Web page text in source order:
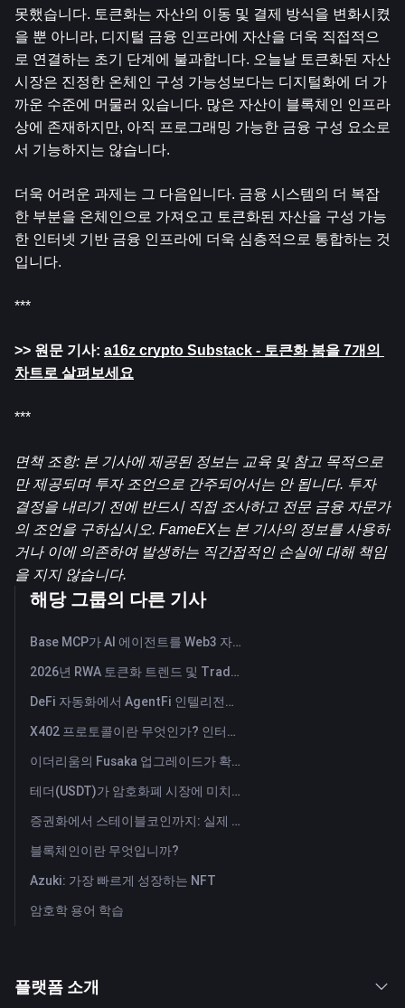
못했습니다. 토큰화는 자산의 이동 및 결제 방식을 변화시켰
을 뿐 아니라, 디지털 금융 인프라에 자산을 더욱 직접적으
로 연결하는 초기 단계에 불과합니다. 오늘날 토큰화된 자산
시장은 진정한 온체인 구성 가능성보다는 디지털화에 더 가
까운 수준에 머물러 있습니다. 많은 자산이 블록체인 인프라
상에 존재하지만, 아직 프로그래밍 가능한 금융 구성 요소로
서 기능하지는 않습니다.
더욱 어려운 과제는 그 다음입니다. 금융 시스템의 더 복잡
한 부분을 온체인으로 가져오고 토큰화된 자산을 구성 가능
한 인터넷 기반 금융 인프라에 더욱 심층적으로 통합하는 것
입니다.
***
>> 원문 기사: a16z crypto Substack - 토큰화 붐을 7개의
차트로 살펴보세요
***
면책 조항: 본 기사에 제공된 정보는 교육 및 참고 목적으로
만 제공되며 투자 조언으로 간주되어서는 안 됩니다. 투자
결정을 내리기 전에 반드시 직접 조사하고 전문 금융 자문가
의 조언을 구하십시오. FameEX는 본 기사의 정보를 사용하
거나 이에 의존하여 발생하는 직간접적인 손실에 대해 책임
을 지지 않습니다.
해당 그룹의 다른 기사
Base MCP가 AI 에이전트를 Web3 자산 도우미로 전환하는 방법
2026년 RWA 토큰화 트렌드 및 TradFi의 부상
DeFi 자동화에서 AgentFi 인텔리전스까지: 온체인 자산 관리의 차세대 시대
X402 프로토콜이란 무엇인가? 인터넷의 가치 교환 시스템을 재구성하는 새로운 기술 표준이다.
이더리움의 Fusaka 업그레이드가 확장 청사진을 어떻게 재구성하는가
테더(USDT)가 암호화폐 시장에 미치는 영향: 상승세를 주도하는가 아니면 주요 위험인가?
증권화에서 스테이블코인까지: 실제 자산이 글로벌 자본을 어떻게 재편하고 있는가?
블록체인이란 무엇입니까?
Azuki: 가장 빠르게 성장하는 NFT
암호학 용어 학습
플랫폼 소개